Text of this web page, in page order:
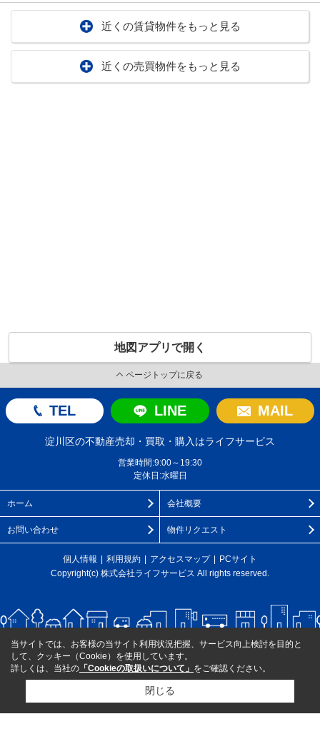
近くの賃貸物件をもっと見る
近くの売買物件をもっと見る
地図アプリで開く
ページトップに戻る
TEL LINE MAIL
淀川区の不動産売却・買取・購入はライフサービス
営業時間:9:00～19:30
定休日:水曜日
ホーム 会社概要
お問い合わせ 物件リクエスト
個人情報 利用規約 アクセスマップ
PCサイト
Copyright(c) 株式会社ライフサービス All rights reserved.
当サイトでは、お客様の当サイト利用状況把握、サービス向上検討を目的と
して、クッキー（Cookie）を使用しています。
詳しくは、当社の 「Cookieの取扱いについて」 をご確認ください。
閉じる